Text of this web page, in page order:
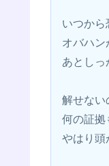
いつから
オバハン
あとしっ
解せない
何の証拠
やはり頭